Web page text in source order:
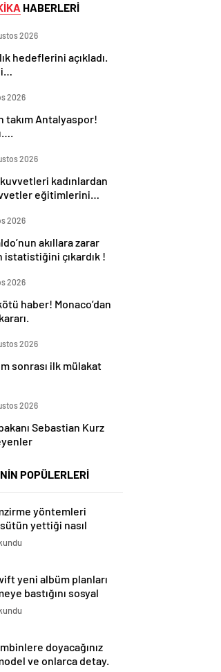
HABERLERİ
2026
hedeflerini açıkladı.
2026
takım Antalyaspor!
2026
kadınlardan
eğitimlerini
2026
akıllara zarar
çıkardık !
2026
haber! Monaco’dan
2026
sonrası ilk mülakat
2026
Sebastian Kurz
POPÜLERLERİ
yöntemleri
yettiği nasıl
yeni albüm planları
bastığını sosyal
duyurdu!
doyacağınız
ve onlarca detay.